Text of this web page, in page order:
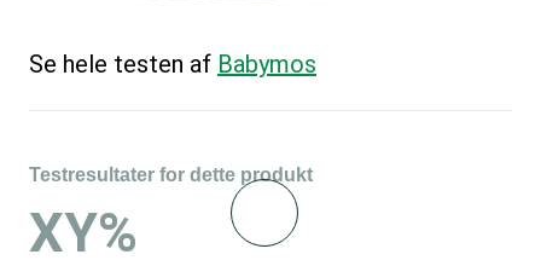
Se hele testen af Babymos
Testresultater for dette produkt
XY%